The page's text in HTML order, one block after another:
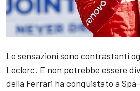
Le sensazioni sono contrastanti
Leclerc. E non potrebbe essere
della Ferrari ha conquistato a